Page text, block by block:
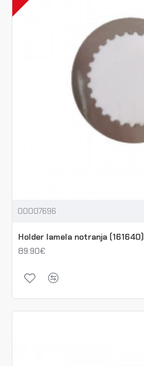
00007696
Holder lamela notranja (161640)
89.90€